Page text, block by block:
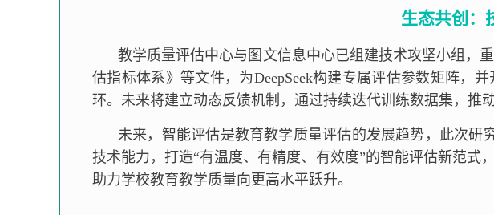
生态共创：
教学质量评估中心与图文信息中心已组建技术攻坚小组，
估指标体系》等文件，为DeepSeek构建专属评估参数矩阵
环。未来将建立动态反馈机制，通过持续迭代训练数据集，推
未来，智能评估是教育教学质量评估的发展趋势，此次研
技术能力，打造“有温度、有精度、有效度”的智能评估新范式
助力学校教育教学质量向更高水平跃升。